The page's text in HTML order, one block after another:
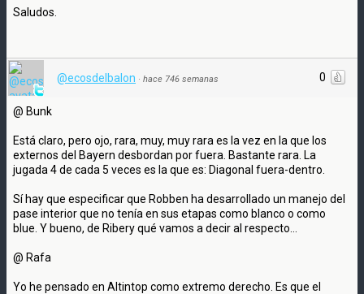
Saludos.
0
@ecosdelbalon · hace 746 semanas
@ Bunk
Está claro, pero ojo, rara, muy, muy rara es la vez en la que los
externos del Bayern desbordan por fuera. Bastante rara. La
jugada 4 de cada 5 veces es la que es: Diagonal fuera-dentro.
Sí hay que especificar que Robben ha desarrollado un manejo del
pase interior que no tenía en sus etapas como blanco o como
blue. Y bueno, de Ribery qué vamos a decir al respecto...
@ Rafa
Yo he pensado en Altintop como extremo derecho. Es que el